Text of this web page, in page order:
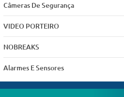
Câmeras De Segurança
VIDEO PORTEIRO
NOBREAKS
Alarmes E Sensores